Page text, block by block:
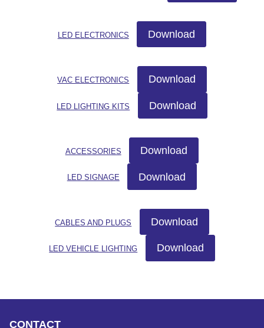
LED ELECTRONICS Download
VAC ELECTRONICS Download
LED LIGHTING KITS Download
ACCESSORIES Download
LED SIGNAGE Download
CABLES AND PLUGS Download
LED VEHICLE LIGHTING Download
CONTACT